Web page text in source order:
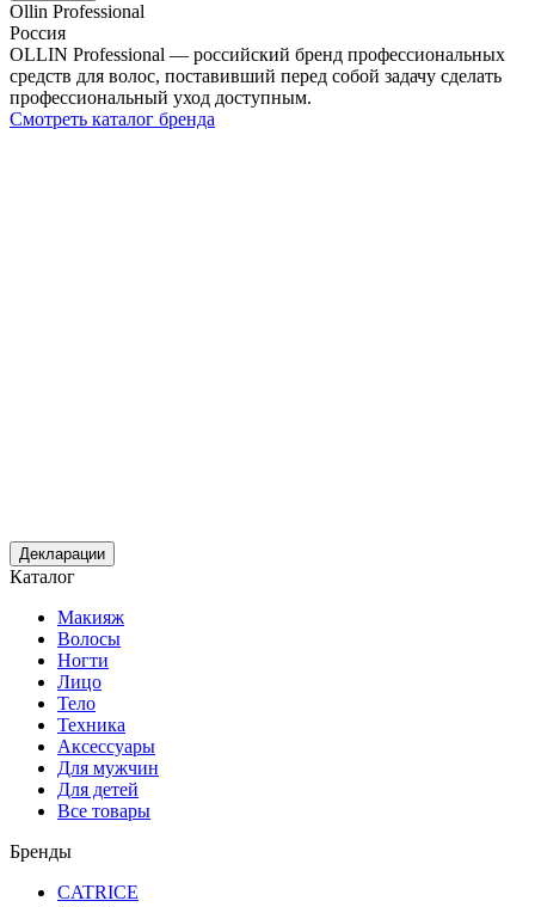
Ollin Professional
Россия
OLLIN Professional — российский бренд профессиональных
средств для волос, поставивший перед собой задачу сделать
профессиональный уход доступным.
Смотреть каталог бренда
Декларации
Каталог
Макияж
Волосы
Ногти
Лицо
Тело
Техника
Аксессуары
Для мужчин
Для детей
Все товары
Бренды
CATRICE